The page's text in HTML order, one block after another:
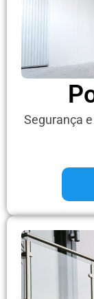
Segurança